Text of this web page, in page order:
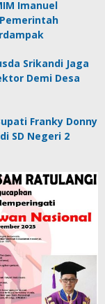
Imanuel
Srikandi Jaga
Demi Desa
Franky Donny
SD Negeri 2